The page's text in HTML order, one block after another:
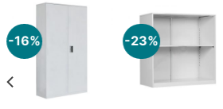
-16% -23%